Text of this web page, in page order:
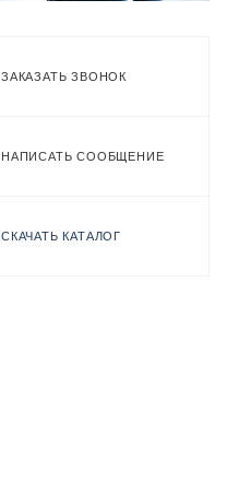
ЗАКАЗАТЬ ЗВОНОК
НАПИСАТЬ СООБЩЕНИЕ
СКАЧАТЬ КАТАЛОГ